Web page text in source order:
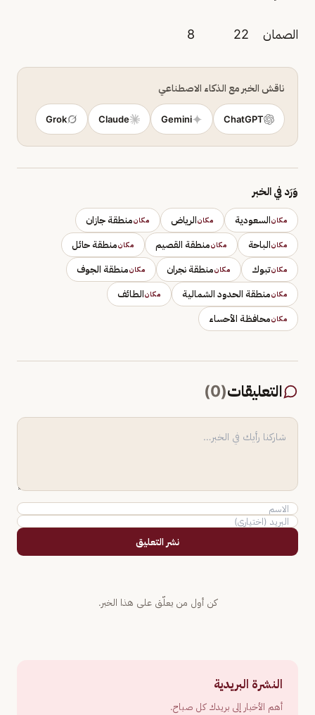
الصمان 22 8
ناقش الخبر مع الذكاء الاصطناعي
ChatGPT
Gemini
Claude
Grok
وَرَد في الخبر
مكانالسعودية مكانالرياض مكانمنطقة جازان
مكانالباحة مكانمنطقة القصيم مكانمنطقة حائل
مكانتبوك مكانمنطقة نجران مكانمنطقة الجوف
مكانمنطقة الحدود الشمالية مكانالطائف
مكانمحافظة الأحساء
التعليقات(
0
)
نشر التعليق
كن أول من يعلّق على هذا الخبر.
النشرة البريدية
أهم الأخبار إلى بريدك كل صباح.